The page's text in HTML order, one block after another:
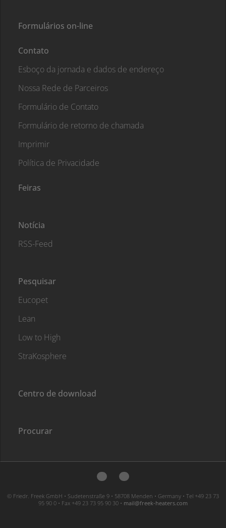
Formulários on-line
Contato
Esboço da jornada e dados de endereço
Nossa Rede de Parceiros
Formulário de Contato
Formulário de retorno de chamada
Imprimir
Política de Privacidade
Feiras
Notícia
RSS-Feed
Pesquisar
Eucopet
Lean
Low to High
StraKosphere
Centro de download
Procurar
© Friedr. Freek GmbH • Sudetenstraße 9 • 58708 Menden • Germany • Tel +49 23 73
95 90 0 • Fax +49 23 73 95 90 30 • moc.sretaeh-keerf@liam